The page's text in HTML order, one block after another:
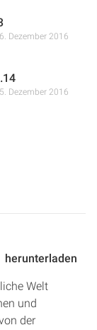
Dezember 2016
Dezember 2016
herunterladen
Welt
und
der